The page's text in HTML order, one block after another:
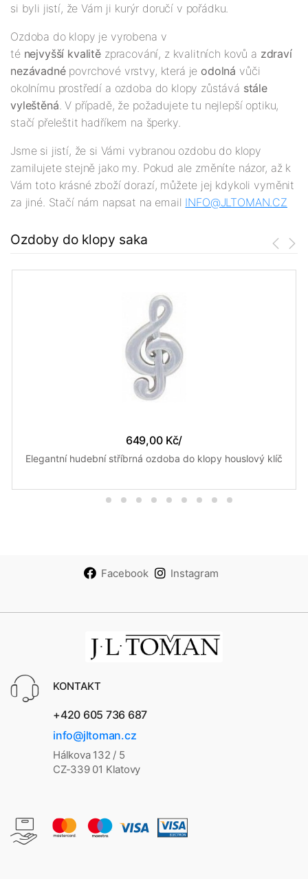
si byli jistí, že Vám ji kurýr doručí v pořádku.
Ozdoba do klopy je vyrobena v
té nejvyšší kvalitězpracování, z kvalitních kovů a zdraví
nezávadnépovrchové vrstvy, která je odolná vůči
okolnímu prostředí a ozdoba do klopy zůstává stále
vyleštěná . V případě, že požadujete tu nejlepší optiku,
stačí přeleštit hadříkem na šperky.
Jsme si jistí, že si Vámi vybranou ozdobu do klopy
zamilujete stejně jako my. Pokud ale změníte názor, až k
Vám toto krásné zboží dorazí, můžete jej kdykoli vyměnit
za jiné. Stačí nám napsat na email INFO@JLTOMAN.CZ
Ozdoby do klopy saka
649,00 Kč/
Elegantní hudební stříbrná ozdoba do klopy houslový klíč
Facebook Instagram
KONTAKT
+420 605 736 687
info@jltoman.cz
Hálkova 132 / 5
CZ-339 01 Klatovy